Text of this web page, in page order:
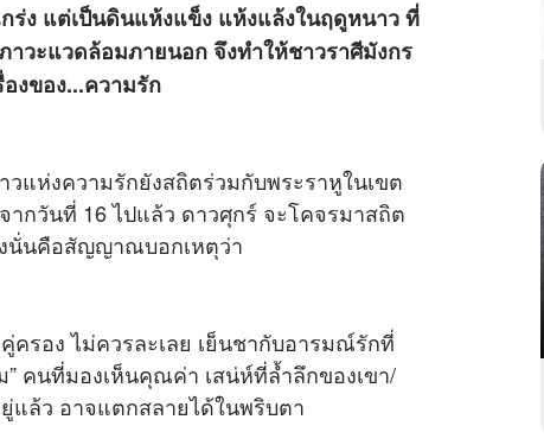
ง แต่เป็นดินแห้งแข็ง แห้งแล้งในฤดูหนาว ที่
วะแวดล้อมภายนอก จึงทำให้ชาวราศีมังกร
งของ...ความรัก
แห่งความรักยังสถิตร่วมกับพระราหูในเขต
กวันที่ 16 ไปแล้ว ดาวศุกร์ จะโคจรมาสถิต
นั่นคือสัญญาณบอกเหตุว่า
ครอง ไม่ควรละเลย เย็นชากับอารมณ์รักที่
” คนที่มองเห็นคุณค่า เสน่ห์ที่ล้ำลึกของเขา/
แล้ว อาจแตกสลายได้ในพริบตา